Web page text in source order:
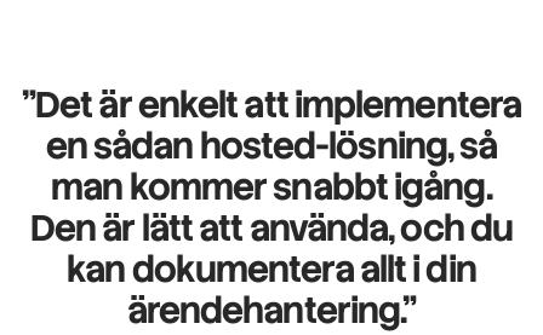
"Det är enkelt att implementera
en sådan hosted-lösning, så
man kommer snabbt igång.
Den är lätt att använda, ochdu
kan dokumentera allt i din
ärendehantering."